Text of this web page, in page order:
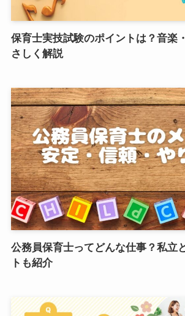
保育士実技試験のポイントは？音楽
さしく解説
公務員保育士ってどんな仕事？私立
トも紹介